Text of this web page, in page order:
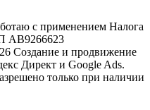
с применением Налога
AB9266623
Создание и продвижение
Директ и Google Ads.
только при наличии